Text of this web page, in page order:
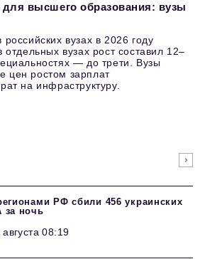
высшего образования: вузы
вузах в 2026 году
вузах рост составил 12–
— до трети. Вузы
цен ростом зарплат
на инфраструктуру.
РФ сбили 456 украинских
за ночь
августа 08:19